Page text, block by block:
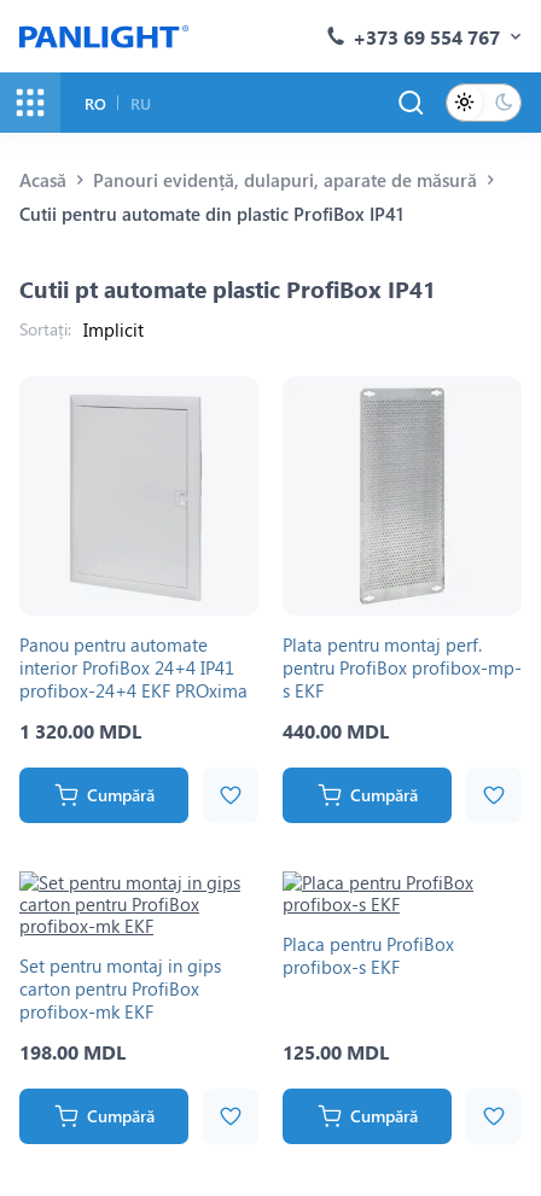
+373 69 554 767
RO RU
Acasă
Panouri evidență, dulapuri, aparate de măsură
Cutii pentru automate din plastic ProfiBox IP41
Cutii pt automate plastic ProfiBox IP41
Sortați:
Panou pentru automate
interior ProfiBox 24+4 IP41
profibox-24+4 EKF PROxima
1 320.00 MDL
Cumpără
Plata pentru montaj perf.
pentru ProfiBox profibox-mp-
s EKF
440.00 MDL
Cumpără
Set pentru montaj in gips
carton pentru ProfiBox
profibox-mk EKF
198.00 MDL
Cumpără
Placa pentru ProfiBox
profibox-s EKF
125.00 MDL
Cumpără